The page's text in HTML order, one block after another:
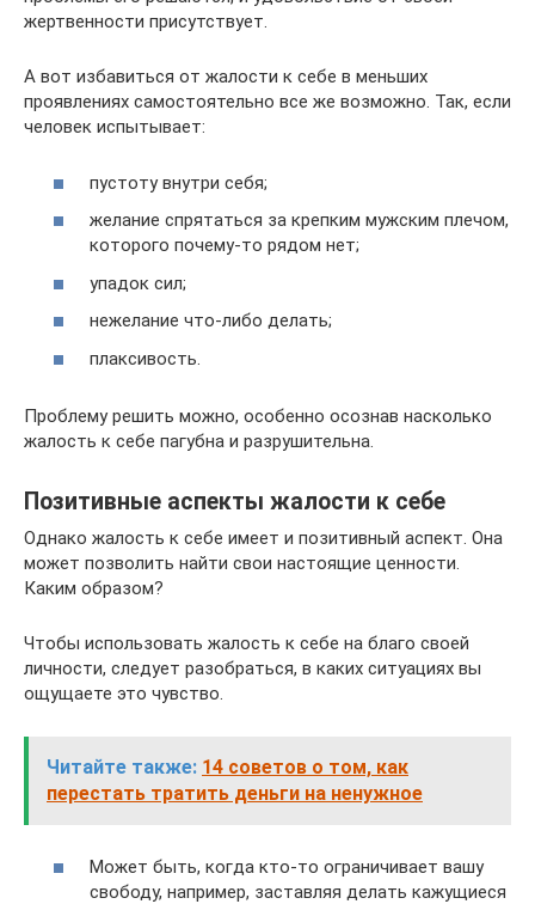
жертвенности присутствует.
А вот избавиться от жалости к себе в меньших
проявлениях самостоятельно все же возможно. Так, если
человек испытывает:
пустоту внутри себя;
желание спрятаться за крепким мужским плечом,
которого почему-то рядом нет;
упадок сил;
нежелание что-либо делать;
плаксивость.
Проблему решить можно, особенно осознав насколько
жалость к себе пагубна и разрушительна.
Позитивные аспекты жалости к себе
Однако жалость к себе имеет и позитивный аспект. Она
может позволить найти свои настоящие ценности.
Каким образом?
Чтобы использовать жалость к себе на благо своей
личности, следует разобраться, в каких ситуациях вы
ощущаете это чувство.
Читайте также: 14 советов о том, как
перестать тратить деньги на ненужное
Может быть, когда кто-то ограничивает вашу
свободу, например, заставляя делать кажущиеся